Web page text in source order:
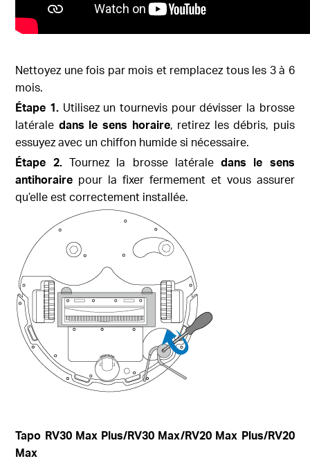
Nettoyez une fois par mois et remplacez tous les 3 à 6
mois.
Étape 1. Utilisez un tournevis pour dévisser la brosse
latérale dans le sens horaire, retirez les débris, puis
essuyez avec un chiffon humide si nécessaire.
Étape 2.Tournez la brosse latéraledans le sens
antihoraire pour la fixer fermement et vous assurer
qu’elle est correctement installée.
Tapo RV30 Max Plus/RV30 Max/RV20 Max Plus/RV20
Max